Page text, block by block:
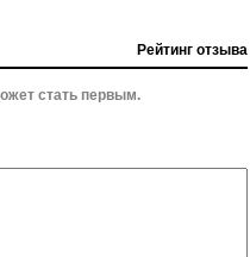
Рейтинг отзыва
стать первым.